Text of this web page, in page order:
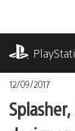
contenu
12/09/2017